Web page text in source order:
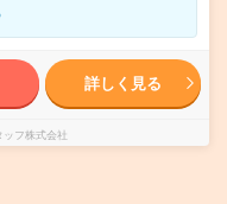
詳しく見る
フ株式会社